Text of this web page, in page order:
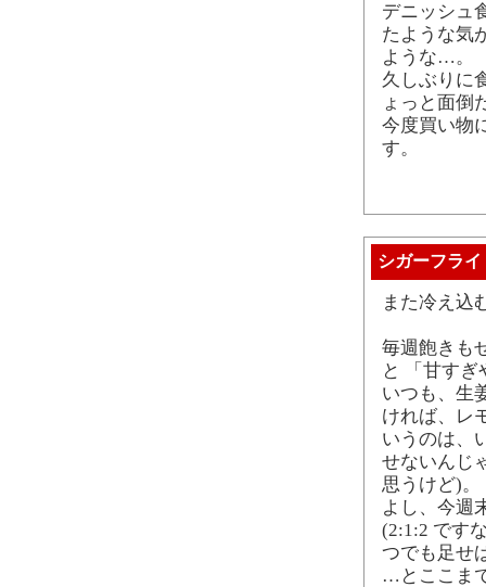
デニッシュ
たような気
ような…。
久しぶりに
ょっと面倒
今度買い物
す。
シガーフライ
また冷え込
毎週飽きも
と 「甘す
いつも、生
ければ、レ
いうのは、
せないんじ
思うけど)。
よし、今週
(2:1:2 です
つでも足せ
…とここま